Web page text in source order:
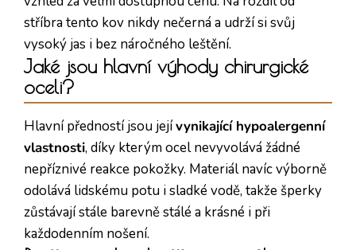
stříbra tento kov nikdy nečerná a udrží si svůj
vysoký jas i bez náročného leštění.
Jaké jsou hlavní výhody chirurgické
oceli?
Hlavní předností jsou jejívynikající hypoalergenní
vlastnosti, díky kterým ocel nevyvolává žádné
nepříznivé reakce pokožky. Materiál navíc výborně
odolává lidskému potu i sladké vodě, takže šperky
zůstávají stále barevně stálé a krásné i při
každodenním nošení.